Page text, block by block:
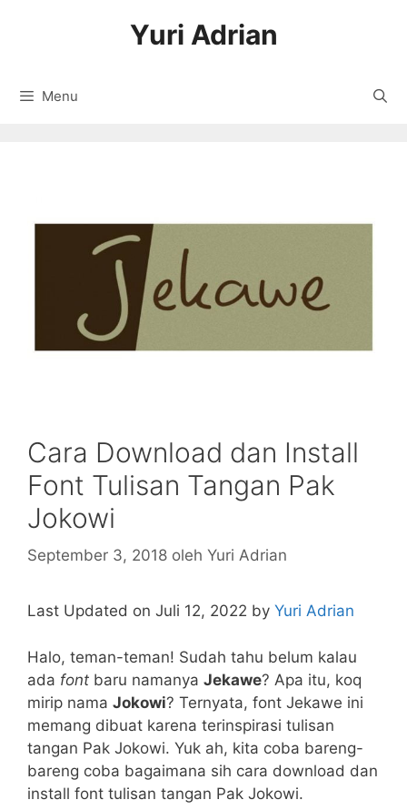
Yuri Adrian
Menu
Cara Download dan Install
Font Tulisan Tangan Pak
Jokowi
September 3, 2018 oleh Yuri Adrian
Last Updated on Juli 12, 2022 by Yuri Adrian
Halo, teman-teman! Sudah tahu belum kalau
ada font baru namanya Jekawe? Apa itu, koq
mirip nama Jokowi? Ternyata, font Jekawe ini
memang dibuat karena terinspirasi tulisan
tangan Pak Jokowi. Yuk ah, kita coba bareng-
bareng coba bagaimana sih cara download dan
install font tulisan tangan Pak Jokowi.